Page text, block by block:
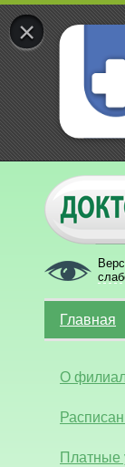
×
Главная
О
Платные